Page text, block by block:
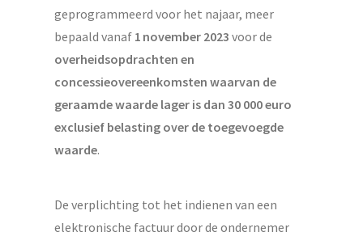
geprogrammeerd voor het najaar, meer
bepaald vanaf 1 november 2023 voor de
overheidsopdrachten en
concessieovereenkomsten waarvan de
geraamde waarde lager is dan 30 000 euro
exclusief belasting over de toegevoegde
waarde.
De verplichting tot het indienen van een
elektronische factuur door de ondernemer